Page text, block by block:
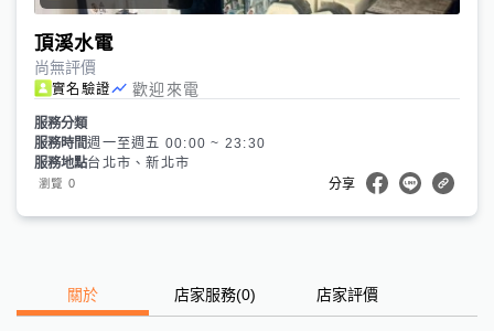
頂溪水電
尚無評價
實名驗證 歡迎來電
服務分類
服務時間週一至週五 00:00 ~ 23:30
服務地點台北市、新北市
瀏覽 0 分享
關於 店家服務(0) 店家評價